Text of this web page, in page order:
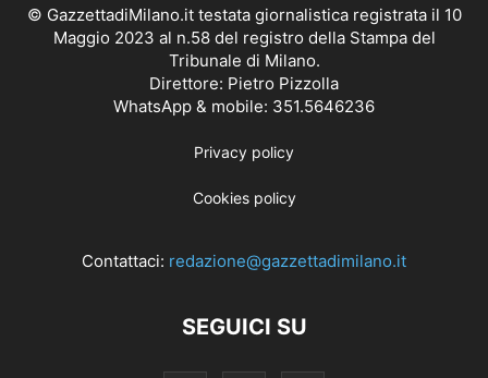
© GazzettadiMilano.it testata giornalistica registrata il 10
Maggio 2023 al n.58 del registro della Stampa del
Tribunale di Milano.
Direttore: Pietro Pizzolla
WhatsApp & mobile: 351.5646236
Privacy policy
Cookies policy
Contattaci: redazione@gazzettadimilano.it
SEGUICI SU